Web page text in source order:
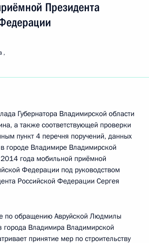
Президента
Губернатора Владимирской области
а также соответствующей проверки
пункт 4 перечня поручений, данных
городе Владимире Владимирской
года мобильной приёмной
Федерации под руководством
Российской Федерации Сергея
по обращению Авруйской Людмилы
города Владимира Владимирской
принятие мер по строительству